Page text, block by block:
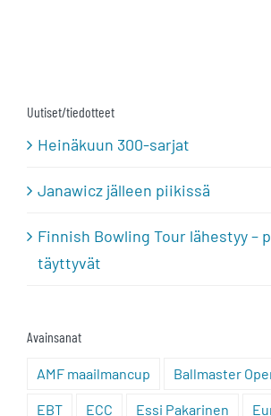
Uutiset/tiedotteet
Heinäkuun 300-sarjat
Janawicz jälleen piikissä
Finnish Bowling Tour lähestyy –
täyttyvät
Avainsanat
AMF maailmancup Ballmaster
EBT ECC Essi Pakarinen